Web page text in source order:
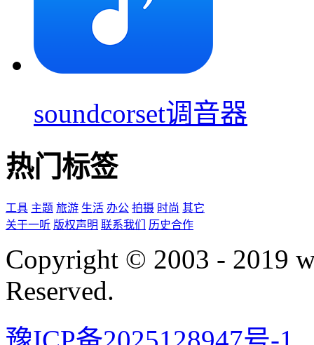
soundcorset调音器
热门标签
工具 主题 旅游 生活 办公 拍摄 时尚 其它
关于一听 版权声明 联系我们 历史合作
Copyright © 2003 - 2019
Reserved.